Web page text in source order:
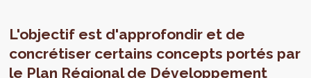
L'objectif est d'approfondir et de
concrétiser certains concepts portés par
le Plan Régional de Développement